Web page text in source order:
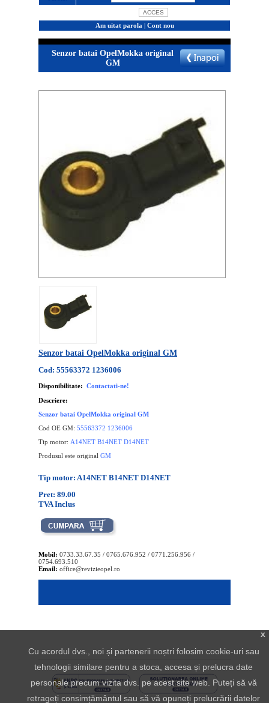
Am uitat parola | Cont nou
Senzor batai OpelMokka original
GM
Senzor batai OpelMokka original GM
Cod: 55563372 1236006
Disponibilitate: Contactati-ne!
Descriere:
Senzor batai OpelMokka original GM
Cod OE GM: 55563372 1236006
Tip motor: A14NET B14NET D14NET
Produsul este original GM
Tip motor: A14NET B14NET D14NET
Pret: 89.00
TVA Inclus
Mobil: 0733.33.67.35 / 0765.676.952 / 0771.256.956 /
0754.693.510
Email: office@revizieopel.ro
x
Cu acordul dvs., noi și partenerii noștri folosim cookie-uri sau
tehnologii similare pentru a stoca, accesa și prelucra date
personale precum vizita dvs. pe acest site web. Puteți să vă
retrageți consimțământul sau să vă opuneți prelucrării datelor